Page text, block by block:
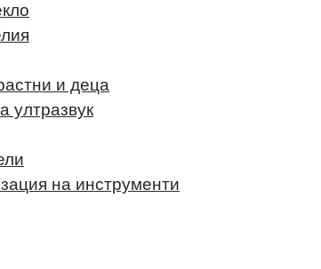
и деца
ултразвук
на инструменти